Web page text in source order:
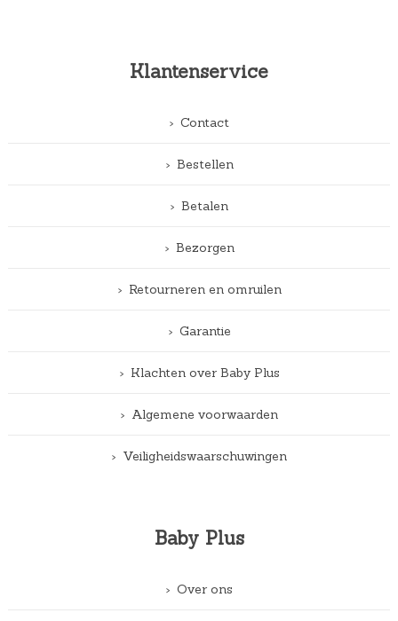
Klantenservice
Contact
Bestellen
Betalen
Bezorgen
Retourneren en omruilen
Garantie
Klachten over Baby Plus
Algemene voorwaarden
Veiligheidswaarschuwingen
Baby Plus
Over ons